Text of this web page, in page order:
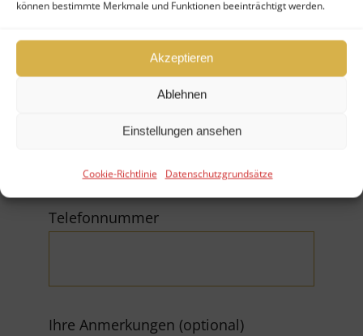
können bestimmte Merkmale und Funktionen beeinträchtigt werden.
Akzeptieren
Ablehnen
Einstellungen ansehen
Cookie-Richtlinie Datenschutzgrundsätze
Telefonnummer
Ihre Anmerkungen (optional)